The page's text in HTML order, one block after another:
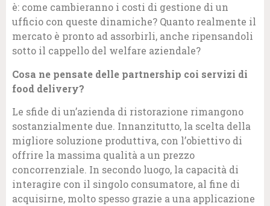
è: come cambieranno i costi di gestione di un
ufficio con queste dinamiche? Quanto realmente il
mercato è pronto ad assorbirli, anche ripensandoli
sotto il cappello del welfare aziendale?
Cosa ne pensate delle partnership coi servizi di
food delivery?
Le sfide di un’azienda di ristorazione rimangono
sostanzialmente due. Innanzitutto, la scelta della
migliore soluzione produttiva, con l’obiettivo di
offrire la massima qualità a un prezzo
concorrenziale. In secondo luogo, la capacità di
interagire con il singolo consumatore, al fine di
acquisirne, molto spesso grazie a una applicazione